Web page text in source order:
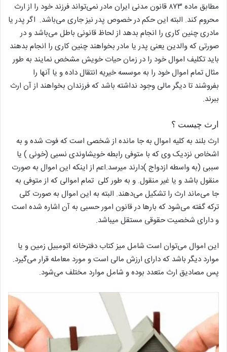
مطابق ماده ۸۷۳ قانون مدنی ایران مادر نمی‌تواند فرزند خود را از ارث
محروم کند. البته این حکم در خصوص پدر نیز جاری می‌باشد. اگر پدر یا
مادری چنین کاری را انجام بدهد از لحاظ قانونی باطل می‌باشد و در
صورتی که والدین یعنی پدر یا مادر بخواهند چنین کاری را انجام بدهند
باید تکلیف اموال خود را در زمان حیات خویش مشخص نمایند به طور
مثال تمام اموال خود را به موسسه خیریه انتقال داده و یا آنها را
بفروشند تا دیگر مالی وجود نداشته باشد که فرزندان بخواهند از آن ارث
ببرند.
ارث چیست ؟
ارث بلند به کلیه اموال به جا مانده از شخصی است که فوت شده و به
اشخاص نزدیک وی که با متوفی رابطه خویشاوندی نسبی (خونی ) یا
سببی (به واسطه ازدواج )دارند میرسد.اعم از اینکه این اموال به صورت
منقول باشد و یا غیر منقول. و به طور کلی تمام اموالی که از متوفی به
جا می‌ماند ارث را تشکیل می‌دهند. البته به این اموال به صورت کلی
ترکه گفته می‌شود که بارها در قانون امور حسبی به آن اشاره شده است
و دارای شخصیت حقوقی مستقل میباشد.
این اموال می‌توان است شامل میز کتاب دفترخانه اتومبیل زمین و یا
موارد دیگر باشد که دارای ارزش مالی است و مورد معامله قرار می‌گیرد.
پس مصادیق ارث متعدد بوده و شامل موارد مختلف می‌شود.